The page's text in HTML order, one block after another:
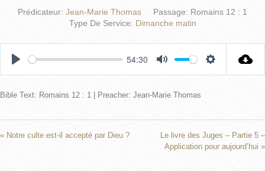
Prédicateur: Jean-Marie Thomas Passage: Romains 12 : 1
Type De Service: Dimanche matin
a
54:30
t
i
n
g
Bible Text: Romains 12 : 1 | Preacher: Jean-Marie Thomas
« Notre culte est-il accepté par Dieu ?
Le livre des Juges – Partie 5 –
Application pour aujourd’hui »